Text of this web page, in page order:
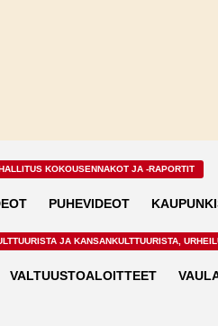
KOKOUSENNAKOT JA -RAPORTIT
PUHEVIDEOT
JA KANSANKULTTUURISTA,
VALTUUSTOALOITTEET